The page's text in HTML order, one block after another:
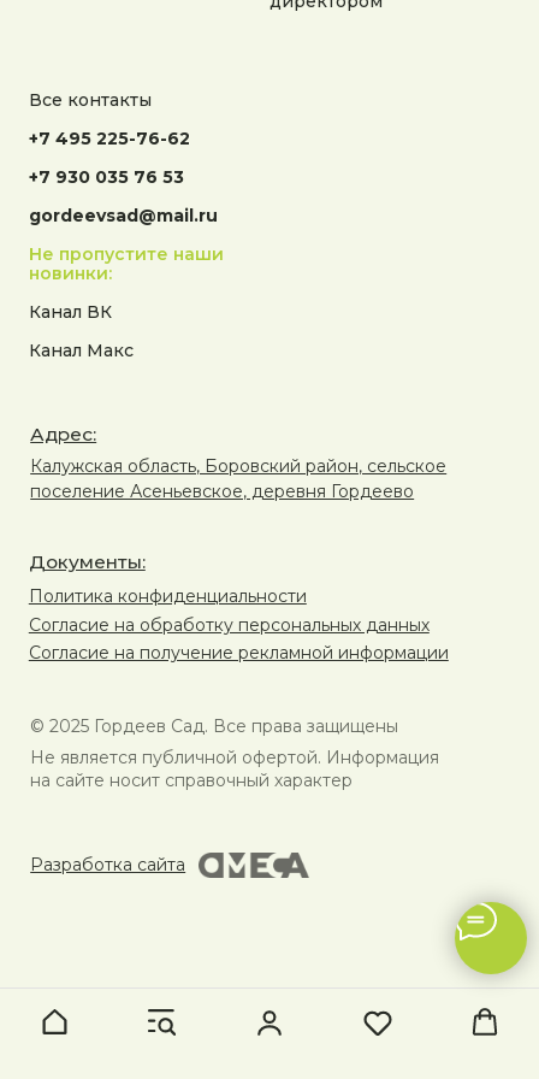
Все контакты
+7 495 225-76-62
+7 930 035 76 53
gordeevsad@mail.ru
Не пропустите наши
новинки:
Канал ВК
Канал Макс